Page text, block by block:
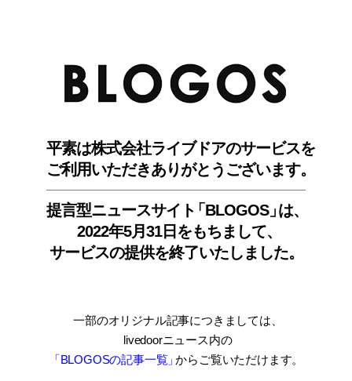
平素は株式会社ライブドアのサービスを
ご利用いただきありがとうございます。
提言型ニュースサイ ト「BLOGOS」は、
2022年5月31日をもちまして、
サービスの提供を終了いたしました。
一部のオリジナル記事につきましては
livedoorニュース内の
「BLOGOSの記事一覧」からご覧いただけます。